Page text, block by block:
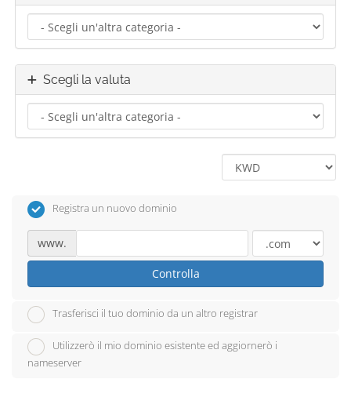
Scegli la valuta
Registra un nuovo dominio
www.
Controlla
Trasferisci il tuo dominio da un altro registrar
Utilizzerò il mio dominio esistente ed aggiornerò i
nameserver